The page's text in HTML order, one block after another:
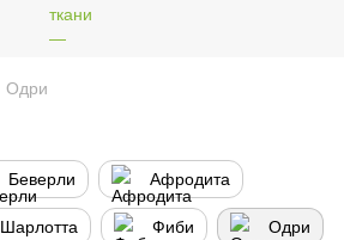
Одри
Беверли Афродита
Шарлотта Фиби Одри